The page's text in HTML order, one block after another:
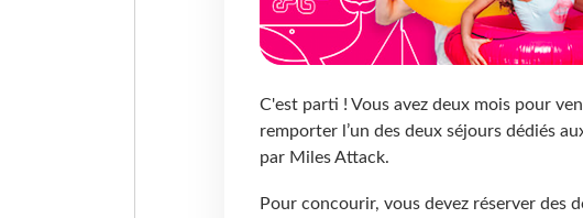
C'est parti ! Vous avez deux mois pour
remporter l’un des deux séjours dédiés
par Miles Attack.
Pour concourir, vous devez réserver des